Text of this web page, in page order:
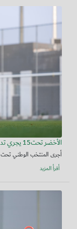
الأخضر تحت15 يجري تدريباته في معسكر أبها
أجرى المنتخب الوطني تحت 15 عامًا اليوم الخميس تدريباته ضمن معسكره الإع...
أقرأ المزيد